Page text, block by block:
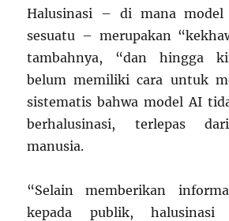
Halusinasi – di mana model
sesuatu – merupakan
tambahnya, “dan hingga
belum memiliki cara untuk
sistematis bahwa model AI
berhalusinasi, terlepas
manusia.
“Selain memberikan
kepada publik, halusinasi